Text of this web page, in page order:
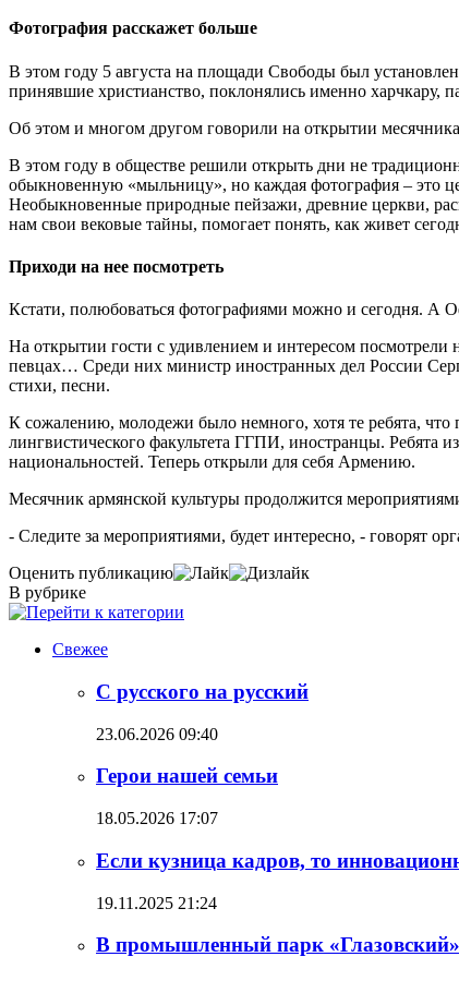
Фотография расскажет больше
В этом году 5 августа на площади Свободы был
принявшие христианство, поклонялись именно харчкару,
Об этом и многом другом говорили на открытии
В этом году в обществе решили открыть дни не
обыкновенную «мыльницу», но каждая фотография – это
Необыкновенные природные пейзажи, древние церкви,
нам свои вековые тайны, помогает понять, как живет
Приходи на нее посмотреть
Кстати, полюбоваться фотографиями можно и сегодня. А
На открытии гости с удивлением и интересом
певцах… Среди них министр иностранных дел России
стихи, песни.
К сожалению, молодежи было немного, хотя те ребята,
лингвистического факультета ГГПИ, иностранцы. Ребята
национальностей. Теперь открыли для себя Армению.
Месячник армянской культуры продолжится
- Следите за мероприятиями, будет интересно, - говорят
Оценить публикацию
В рубрике
Свежее
С русского на русский
23.06.2026 09:40
Герои нашей семьи
18.05.2026 17:07
Если кузница кадров, то
19.11.2025 21:24
В промышленный парк